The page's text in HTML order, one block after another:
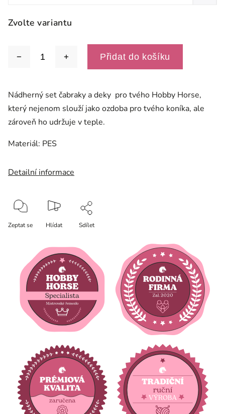
Zvolte variantu
Přidat do košíku
Nádherný set čabraky a deky pro tvého Hobby Horse,
který nejenom slouží jako ozdoba pro tvého koníka, ale
zároveň ho udržuje v teple.
Materiál: PES
Detailní informace
Zeptat se Hlídat Sdílet